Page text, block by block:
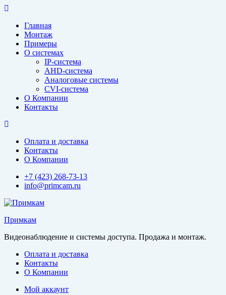
Перейти
содержимому
Главная
Монтаж
Примеры
О системах
IP-система
AHD-система
Аналоговые системы
CVI-система
О Компании
Контакты
Оплата и доставка
Контакты
О Компании
+7 (423) 268-73-13
info@primcam.ru
Примкам
Видеонаблюдение и системы доступа. Продажа и монтаж.
Оплата и доставка
Контакты
О Компании
Мой аккаунт